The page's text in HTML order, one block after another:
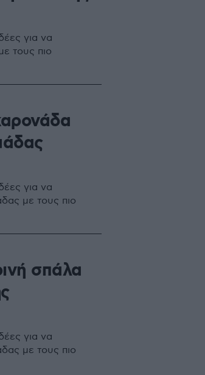
για να
τους πιο
για να
με τους πιο
σπάλα
για να
με τους πιο